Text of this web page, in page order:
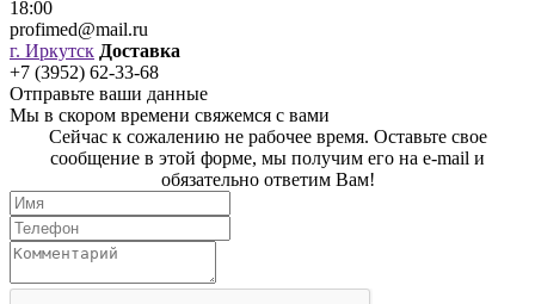
18:00
profimed@mail.ru
г. Иркутск Доставка
+7 (3952) 62-33-68
Отправьте ваши данные
Мы в скором времени свяжемся с вами
Сейчас к сожалению не рабочее время. Оставьте свое
сообщение в этой форме, мы получим его на e-mail и
обязательно ответим Вам!